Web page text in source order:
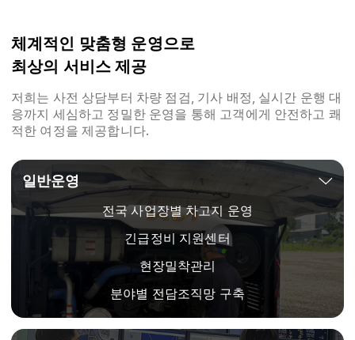
체계적인 맞춤형 운영으로
최상의 서비스 제공
저희는 사전 상담부터 차량 점검, 기사 배정, 실시간 운행 대
응까지 세심하고 정밀한 운영을 통해 고객에게 안전하고 쾌
적한 여정을 제공합니다.
일반운영
전국 사업장별 차고지 운영
긴급정비 지원센터
현장밀착관리
분야별 전담조직망 구축